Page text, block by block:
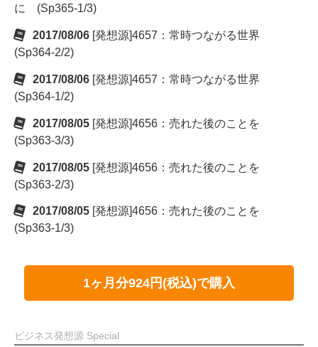
に (Sp365-1/3)
2017/08/06 [発想源]4657：常時つながる世界
(Sp364-2/2)
2017/08/06 [発想源]4657：常時つながる世界
(Sp364-1/2)
2017/08/05 [発想源]4656：売れた後のことを
(Sp363-3/3)
2017/08/05 [発想源]4656：売れた後のことを
(Sp363-2/3)
2017/08/05 [発想源]4656：売れた後のことを
(Sp363-1/3)
1ヶ月分924円(税込)で購入
ビジネス発想源 Special